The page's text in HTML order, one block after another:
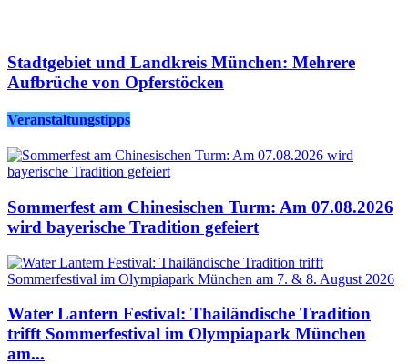
Stadtgebiet und Landkreis München: Mehrere
Aufbrüche von Opferstöcken
Veranstaltungstipps
Sommerfest am Chinesischen Turm: Am 07.08.2026
wird bayerische Tradition gefeiert
Water Lantern Festival: Thailändische Tradition
trifft Sommerfestival im Olympiapark München
am...